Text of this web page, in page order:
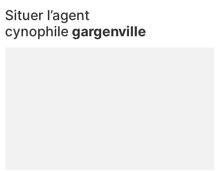
Situer l’agent
cynophile gargenville